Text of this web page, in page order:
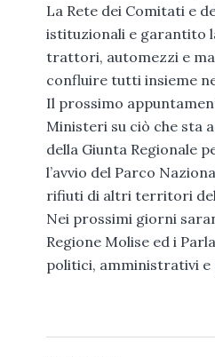
La Rete dei Comitati e
istituzionali e garantito
trattori, automezzi e
confluire tutti insieme
Il prossimo
Ministeri su ciò che sta
della Giunta Regionale
l’avvio del Parco
rifiuti di altri territori
Nei prossimi giorni
Regione Molise ed i
politici, amministrativi